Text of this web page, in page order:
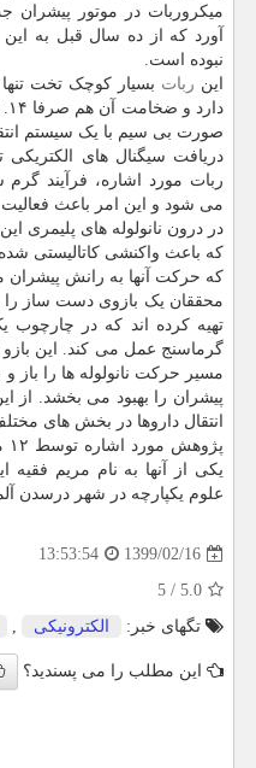
میکروربات در موتور
آورد که از ده سال قبل به
نبوده است.
این ربات
صورت بی سیم با یک سیستم
دریافت سیگنال های
ربات مورد اشاره، فرآیند
می شود و این امر باعث
در درون نانولوله های پلیمری
که باعث واکنشی کاتالیستی
که حرکت آنها به رانش پیشران
محققان یک بازوی دست ساز را
تهیه کرده اند که در
گرماسنج عمل می کند. این
مسیر حرکت نانولوله ها را باز
پیشران را بهبود می بخشد. از
انتقال داروها در بخش های
یکی از آنها به نام مریم فقیه
علوم یکپارچه در شهر درسدن
1399/02/16
13:53:54
5.0
/
5
تگهای خبر:
الكترونیكی ,
این مطلب را می پسندید؟